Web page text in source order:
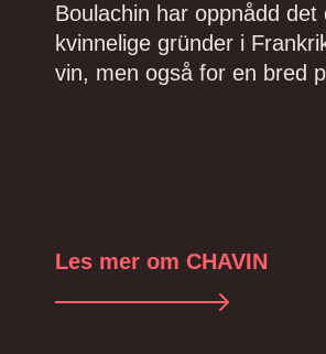
Boulachin har oppnådd
kvinnelige gründer i
vin, men også for en bred
Les mer om CHAVIN